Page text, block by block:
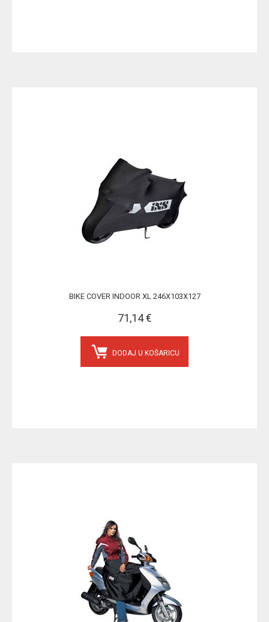
BIKE COVER INDOOR XL 246X103X127
71,14 €
DODAJ U KOŠARICU